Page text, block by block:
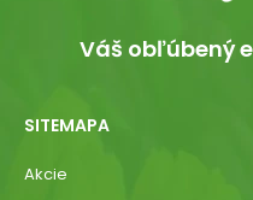
Váš obľúbený
SITEMAPA
Akcie